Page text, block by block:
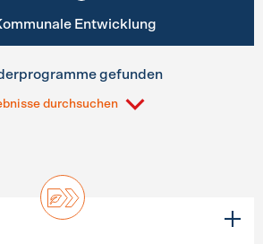
Entwicklung
gefunden
durchsuchen